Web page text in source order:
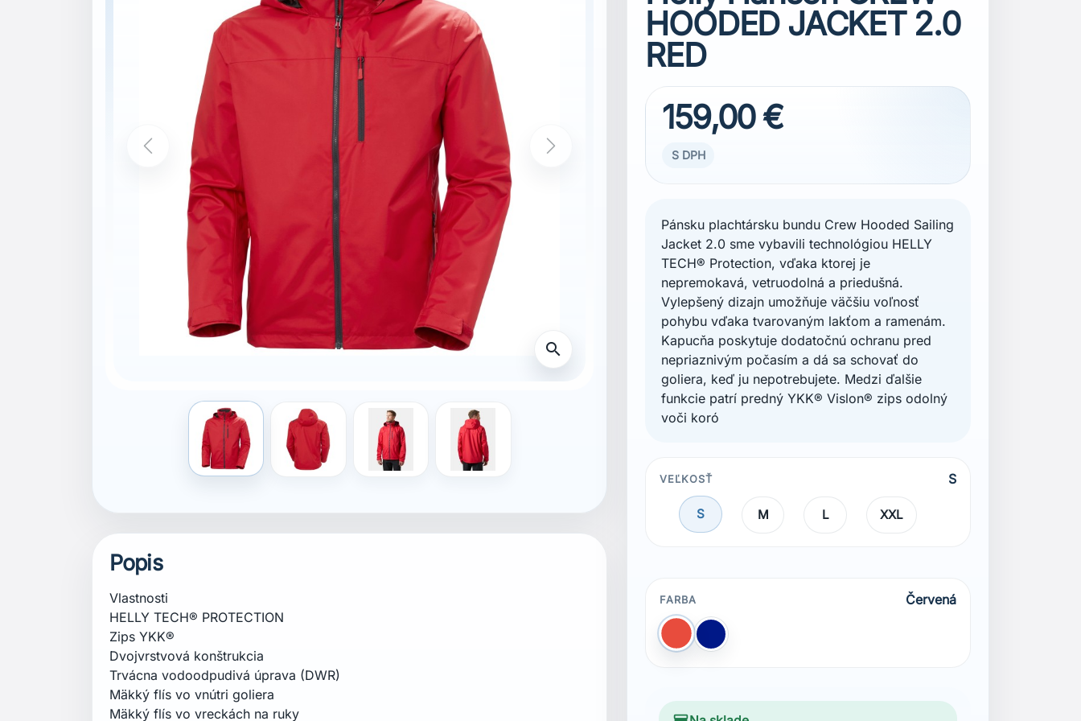
Popis
HELLY TECH® PROTECTION
Dvojvrstvová konštrukcia
Trvácna vodoodpudivá úprava (DWR)
Mäkký flís vo vnútri goliera
Mäkký flís vo vreckách na ruky
Podšívka pre väčší komfort
Skladacia kapucňa do goliera
Vonkajšie pútko na zavesenie
Zips na umiestnenie výšivky/loga
Nastaviteľný spodný lem
Nastaviteľné manžety
Zloženie
Vrchná vrstva: 100 % polyester - Podšívka: 100 % polyester
Certifikácie
bluesign® hlavný materiál
Strih
Regular (bežný strih)
HOODED JACKET 2.0
RED
159,00 €
S DPH
Pánsku plachtársku bundu Crew Hooded Sailing
Jacket 2.0 sme vybavili technológiou HELLY
TECH® Protection, vďaka ktorej je
nepremokavá, vetruodolná a priedušná.
Vylepšený dizajn umožňuje väčšiu voľnosť
pohybu vďaka tvarovaným lakťom a ramenám.
Kapucňa poskytuje dodatočnú ochranu pred
nepriaznivým počasím a dá sa schovať do
goliera, keď ju nepotrebujete. Medzi ďalšie
funkcie patrí predný YKK® Vislon® zips odolný
voči koró
VEĽKOSŤ S
S M L XXL
FARBA Červená
ČervenáModrá Navy